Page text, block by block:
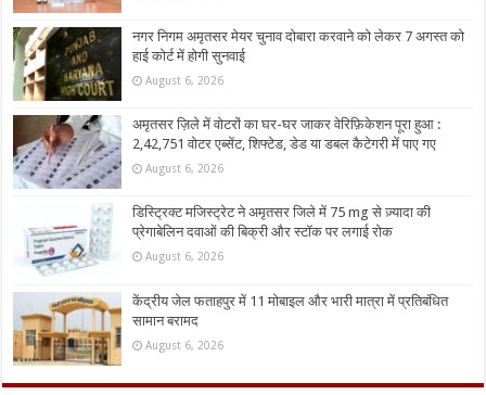
नगर निगम अमृतसर मेयर चुनाव दोबारा करवाने को लेकर 7 अगस्त को
हाई कोर्ट में होगी सुनवाई
August 6, 2026
अमृतसर ज़िले में वोटरों का घर-घर जाकर वेरिफ़िकेशन पूरा हुआ :
2,42,751 वोटर एब्सेंट, शिफ्टेड, डेड या डबल कैटेगरी में पाए गए
August 6, 2026
डिस्ट्रिक्ट मजिस्ट्रेट ने अमृतसर जिले में 75 mg से ज़्यादा की
प्रेगाबेलिन दवाओं की बिक्री और स्टॉक पर लगाई रोक
August 6, 2026
केंद्रीय जेल फताहपुर में 11 मोबाइल और भारी मात्रा में प्रतिबंधित
सामान बरामद
August 6, 2026